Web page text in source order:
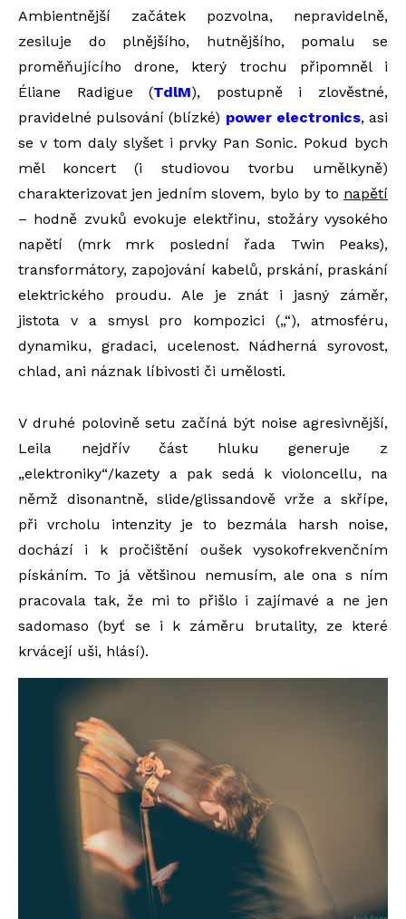
Ambientnější začátek pozvolna, nepravidelně,
zesiluje do plnějšího, hutnějšího, pomalu se
proměňujícího drone, který trochu připomněl i
Éliane Radigue (TdlM), postupně i zlověstné,
pravidelné pulsování (blízké) power electronics, asi
se v tom daly slyšet i prvky Pan Sonic. Pokud bych
měl koncert (i studiovou tvorbu umělkyně)
charakterizovat jen jedním slovem, bylo by to napětí
– hodně zvuků evokuje elektřinu, stožáry vysokého
napětí (mrk mrk poslední řada Twin Peaks),
transformátory, zapojování kabelů, prskání, praskání
elektrického proudu. Ale je znát i jasný záměr,
jistota v a smysl pro kompozici („“), atmosféru,
dynamiku, gradaci, ucelenost. Nádherná syrovost,
chlad, ani náznak líbivosti či umělosti.
V druhé polovině setu začíná být noise agresivnější,
Leila nejdřív část hluku generuje z
„elektroniky“/kazety a pak sedá k violoncellu, na
němž disonantně, slide/glissandově vrže a skřípe,
při vrcholu intenzity je to bezmála harsh noise,
dochází i k pročištění oušek vysokofrekvenčním
pískáním. To já většinou nemusím, ale ona s ním
pracovala tak, že mi to přišlo i zajímavé a ne jen
sadomaso (byť se i k záměru brutality, ze které
krvácejí uši, hlásí).